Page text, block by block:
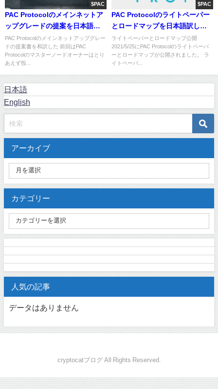
$PAC
PAC Protocolのメインネットア
ップグレードの提案を日本語訳
して解釈してみた
PAC Protocolのメインネットアップグレー
ドの提案書を和訳した 前回はPAC
Protocolのマスターノードオーナーはとり
あえず投...
$PAC
PAC Protocolのライトペーパー
とロードマップを日本語訳して
将来性を考える
ライトペーパーとロードマップ公開
2021/5/25にPAC Protocolのライトペーパ
ーとロードマップが公開されました。 ラ
イトペーパ...
日本語
English
アーカイブ
カテゴリー
人気の記事
データはありません
cryptocatブログ All Rights Reserved.